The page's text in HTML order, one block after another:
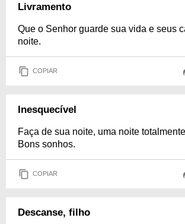
Livramento
Que o Senhor guarde sua vida e seus
noite.
COPIAR
Inesquecível
Faça de sua noite, uma noite
Bons sonhos.
COPIAR
Descanse, filho